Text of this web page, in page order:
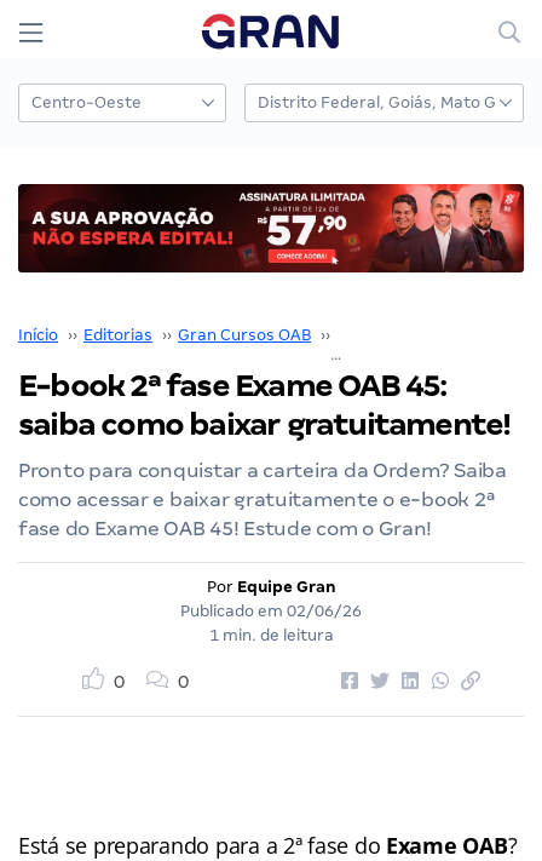
Início ›› Editorias ›› Gran Cursos OAB ››
E-book 2ª fase Exame OAB 45:
saiba como baixar gratuitamente!
Pronto para conquistar a carteira da Ordem? Saiba
como acessar e baixar gratuitamente o e-book 2ª
fase do Exame OAB 45! Estude com o Gran!
Por Equipe Gran
Publicado em 02/06/26
1 min. de leitura
0 0
Está se preparando para a 2ª fase do Exame OAB?